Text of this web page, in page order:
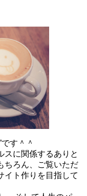
す＾＾
スに関係するありと
ちろん、ご覧いただ
イト作りを目指して